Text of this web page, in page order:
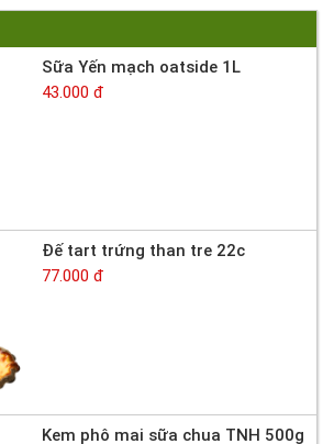
Sữa Yến mạch oatside 1L
43.000 đ
Đế tart trứng than tre 22c
77.000 đ
Kem phô mai sữa chua TNH 500g